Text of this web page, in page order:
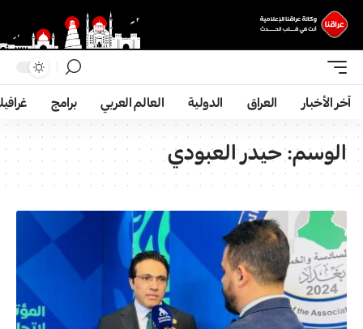
آخر الأخبار العراق الدولية العالم العربي برامج
الوسم:حيدر العبودي